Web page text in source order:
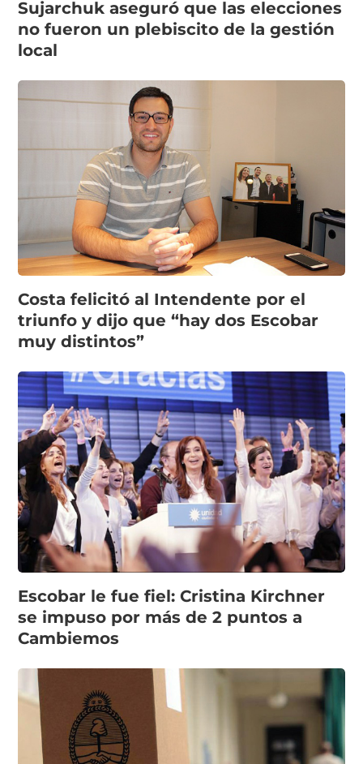
Sujarchuk aseguró que las elecciones
no fueron un plebiscito de la gestión
local
Costa felicitó al Intendente por el
triunfo y dijo que “hay dos Escobar
muy distintos”
Escobar le fue fiel: Cristina Kirchner
se impuso por más de 2 puntos a
Cambiemos